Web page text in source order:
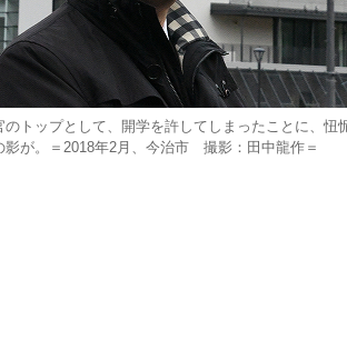
トップとして、開学を許してしまったことに、忸
が。＝2018年2月、今治市 撮影：田中龍作＝